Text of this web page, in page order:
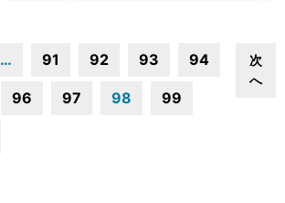
… 91 92 93 94
96 97 98 99
次
へ